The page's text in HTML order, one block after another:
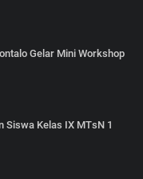
Gelar Mini Workshop
Siswa Kelas IX MTsN 1